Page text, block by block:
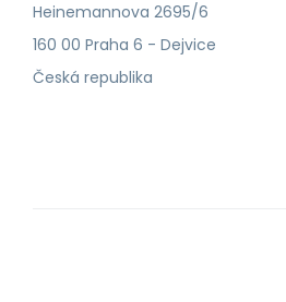
Heinemannova 2695/6
160 00 Praha 6 - Dejvice
Česká republika